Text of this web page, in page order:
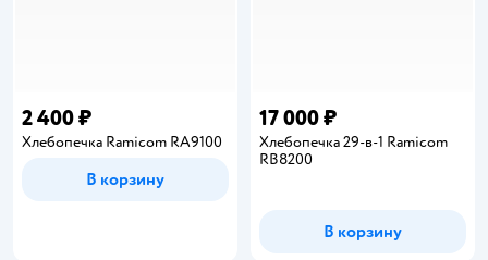
2 400 ₽
Хлебопечка Ramicom RA9100
В корзину
17 000 ₽
Хлебопечка 29-в-1 Ramicom
RB8200
В корзину